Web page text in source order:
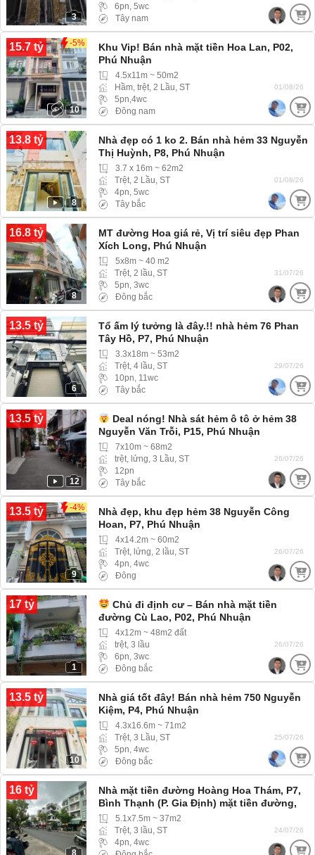
3
6pn, 5wc
Tây nam
15.7 tỷ -5%
10
Khu Vip! Bán nhà mặt tiền Hoa Lan, P02,
Phú Nhuận
4.5x11m ~ 50m2
Hầm, trệt, 2 Lầu, ST
5pn,4wc
Đông nam
01/08/26
13.8 tỷ
8
Nhà đẹp có 1 ko 2. Bán nhà hẻm 33 Nguyễn
Thị Huỳnh, P8, Phú Nhuận
3.7 x 16m ~ 62m2
Trệt, 2 Lầu, ST
4pn, 5wc
Tây bắc
01/08/26
16.8 tỷ
8
MT đường Hoa giá rẻ, Vị trí siêu đẹp Phan
Xích Long, Phú Nhuận
5x8m ~ 40 m2
Trệt, 2 lầu, ST
5pn, 3wc
Đông bắc
31/07/26
13.5 tỷ
6
Tổ ấm lý tưởng là đây.!! nhà hẻm 76 Phan
Tây Hồ, P7, Phú Nhuận
3.3x18m ~ 53m2
Trệt, 4 lầu, ST
10pn, 11wc
Tây bắc
29/07/26
13.5 tỷ
12
Deal nóng! Nhà sát hẻm ô tô ở hẻm 38
Nguyễn Văn Trỗi, P15, Phú Nhuận
7x10m ~ 68m2
trệt, lửng, 3 Lầu, ST
12pn
Tây bắc
26/07/26
13.5 tỷ -4%
9
Nhà đẹp, khu đẹp hẻm 38 Nguyễn Công
Hoan, P7, Phú Nhuận
4x14.2m ~ 60m2
Trệt, lửng, 2 lầu, ST
4pn, 4wc
Đông
26/07/26
17 tỷ
1
Chủ đi định cư – Bán nhà mặt tiền
đường Cù Lao, P02, Phú Nhuận
4x12m ~ 48m2 đất
trệt, 3 lầu
6pn, 3wc
Đông bắc
26/07/26
13.5 tỷ
10
Nhà giá tốt đây! Bán nhà hẻm 750 Nguyễn
Kiệm, P4, Phú Nhuận
4.3x16.6m ~ 71m2
Trệt, 3 Lầu, ST
5pn, 4wc
Đông bắc
25/07/26
16 tỷ
Nhà mặt tiền đường Hoàng Hoa Thám, P7,
Bình Thạnh (P. Gia Định) mặt tiền đường,
nhanh mua còn kịp
5.1x7.5m ~ 37m2
Trệt, 3 lầu, ST
4pn, 4wc
24/07/26